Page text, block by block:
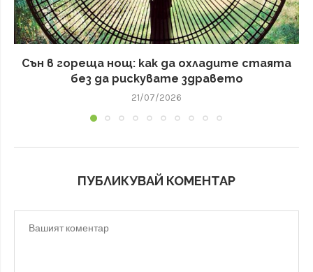
Сън в гореща нощ: как да охладите стаята
без да рискувате здравето
21/07/2026
ПУБЛИКУВАЙ КОМЕНТАР